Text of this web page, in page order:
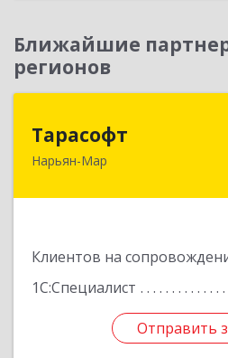
Ближайшие
регионов
Тарасофт
Нарьян-Мар
Клиентов на
1С:Специалист
Отправить
166000, Ненецкий
Отправить